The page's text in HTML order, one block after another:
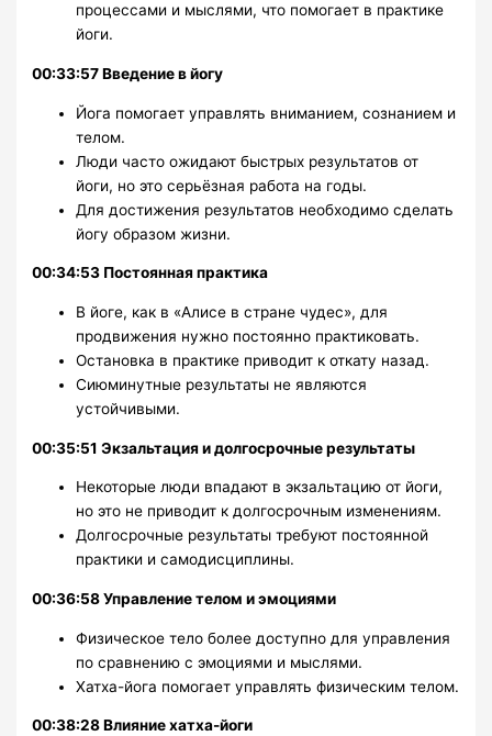
процессами и мыслями, что помогает в практике
йоги.
00:33:57 Введение в йогу
Йога помогает управлять вниманием, сознанием и
телом.
Люди часто ожидают быстрых результатов от
йоги, но это серьёзная работа на годы.
Для достижения результатов необходимо сделать
йогу образом жизни.
00:34:53 Постоянная практика
В йоге, как в «Алисе в стране чудес», для
продвижения нужно постоянно практиковать.
Остановка в практике приводит к откату назад.
Сиюминутные результаты не являются
устойчивыми.
00:35:51 Экзальтация и долгосрочные результаты
Некоторые люди впадают в экзальтацию от йоги,
но это не приводит к долгосрочным изменениям.
Долгосрочные результаты требуют постоянной
практики и самодисциплины.
00:36:58 Управление телом и эмоциями
Физическое тело более доступно для управления
по сравнению с эмоциями и мыслями.
Хатха-йога помогает управлять физическим телом.
00:38:28 Влияние хатха-йоги